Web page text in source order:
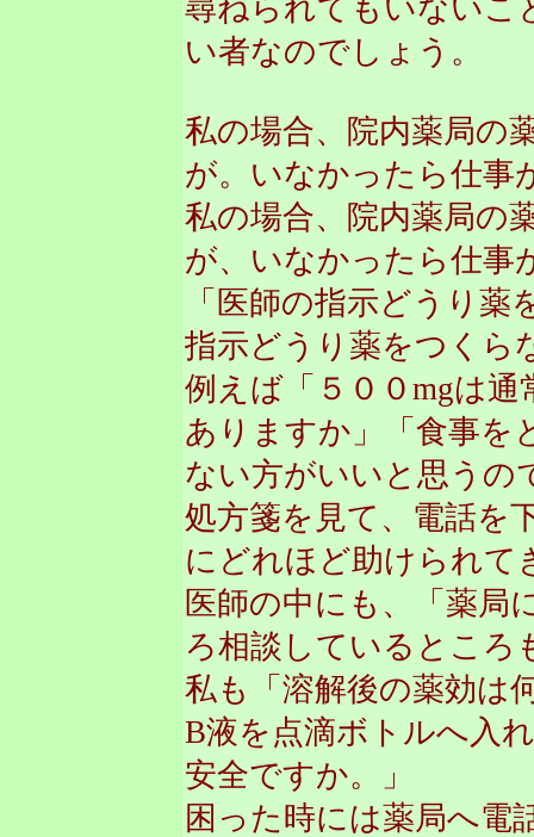
尋ねられてもいないこ
い者なのでしょう。
私の場合、院内薬局の
が。いなかったら仕事
私の場合、院内薬局の
が、いなかったら仕事
「医師の指示どうり
指示どうり薬をつくら
例えば「５００mgは
ありますか」「食事を
ない方がいいと思うの
処方箋を見て、電話を
にどれほど助けられて
医師の中にも、「薬局
ろ相談しているところ
私も「溶解後の薬効は
B液を点滴ボトルへ入
安全ですか。」
困った時には薬局へ電